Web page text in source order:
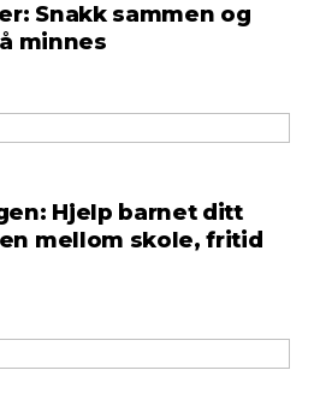
Snakk sammen og
minnes
Hjelp barnet ditt
mellom skole, fritid